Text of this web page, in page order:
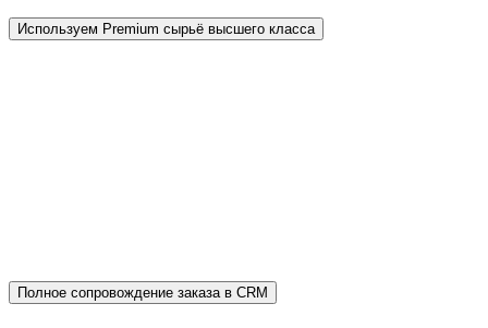
Используем Premium сырьё высшего класса
Полное сопровождение заказа в CRM